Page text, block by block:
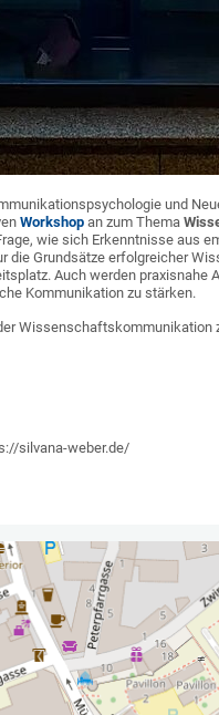
und
Workshop an zum Thema
wie sich Erkenntnisse aus
die Grundsätze erfolgreicher
Auch werden
Kommunikation zu stärken.
Wissenschaftskommunikation
silvana-weber.de/